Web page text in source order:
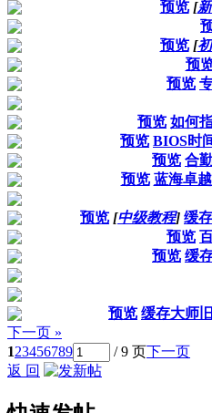
预览 [
预览 [
预
预览
预览 如何
预览 BIOS时
预览 合
预览 蓝海卓
预览 [中级教程] 缓
预览
预览 缓
预览 缓存大师
下一页 »
123456789 / 9 页下一页
返 回